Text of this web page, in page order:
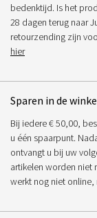
bedenktijd. Is het
28 dagen terug naar
retourzending zijn
hier
Sparen in de
Bij iedere € 50,00,
u één spaarpunt.
ontvangt u bij uw
artikelen worden niet
werkt nog niet online,